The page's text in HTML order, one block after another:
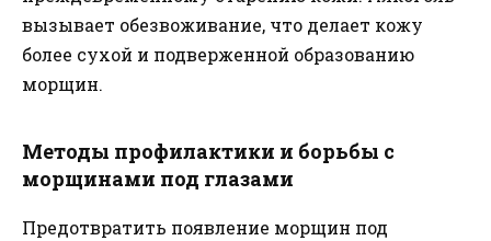
вызывает обезвоживание, что делает кожу
более сухой и подверженной образованию
морщин.
Методы профилактики и борьбы с
морщинами под глазами
Предотвратить появление морщин под